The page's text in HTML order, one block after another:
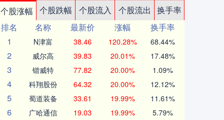
个股涨幅 个股跌幅 个股流入 个股流出
换手率
排名
名称 最新价 涨幅
换手率
1
N津富 38.46 120.28% 68.44%
2 威尔高 39.83 20.01% 17.48%
3 锴威特 77.82 20.00% 1.09%
4 科翔股份 64.32 20.00% 12.12%
5 蜀道装备 33.61 19.99% 11.61%
6 广哈通信 19.03 19.99% 5.79%